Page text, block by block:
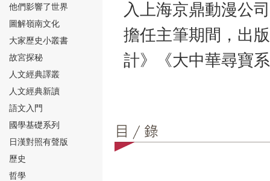
⑰
⑱
他們影響了世界
圖解嶺南文化
大家歷史小叢書
故宮探秘
人文經典譯叢
人文經典新讀
語文入門
國學基礎系列
日漢對照有聲版
歷史
哲學
入上海京鼎動漫公
擔任主筆期間，出
計》《大中華尋寶